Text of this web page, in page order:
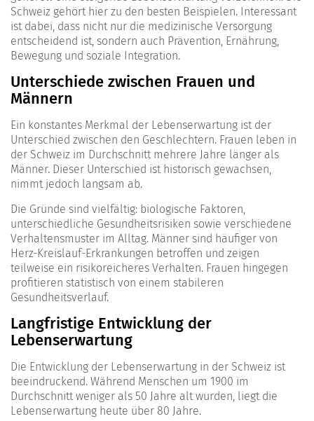
Schweiz gehört hier zu den besten Beispielen. Interessant
ist dabei, dass nicht nur die medizinische Versorgung
entscheidend ist, sondern auch Prävention, Ernährung,
Bewegung und soziale Integration.
Unterschiede zwischen Frauen und
Männern
Ein konstantes Merkmal der Lebenserwartung ist der
Unterschied zwischen den Geschlechtern. Frauen leben in
der Schweiz im Durchschnitt mehrere Jahre länger als
Männer. Dieser Unterschied ist historisch gewachsen,
nimmt jedoch langsam ab.
Die Gründe sind vielfältig: biologische Faktoren,
unterschiedliche Gesundheitsrisiken sowie verschiedene
Verhaltensmuster im Alltag. Männer sind häufiger von
Herz-Kreislauf-Erkrankungen betroffen und zeigen
teilweise ein risikoreicheres Verhalten. Frauen hingegen
profitieren statistisch von einem stabileren
Gesundheitsverlauf.
Langfristige Entwicklung der
Lebenserwartung
Die Entwicklung der Lebenserwartung in der Schweiz ist
beeindruckend. Während Menschen um 1900 im
Durchschnitt weniger als 50 Jahre alt wurden, liegt die
Lebenserwartung heute über 80 Jahre.